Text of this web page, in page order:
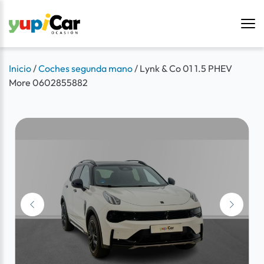
Inicio/Coches segunda mano/ Lynk & Co 01 1.5 PHEV
More 0602855882